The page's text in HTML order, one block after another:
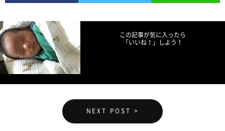
この記事が気に入ったら
「いいね！」しよう！
NEXT POST >